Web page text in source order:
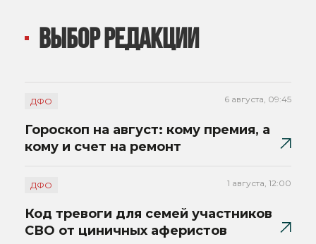
ВЫБОР РЕДАКЦИИ
ДФО 6 августа, 09:45
Гороскоп на август: кому премия, а
кому и счет на ремонт
ДФО 1 августа, 12:00
Код тревоги для семей участников
СВО от циничных аферистов